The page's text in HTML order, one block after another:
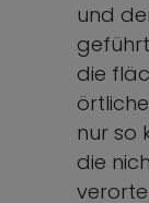
und
die
nur so
die